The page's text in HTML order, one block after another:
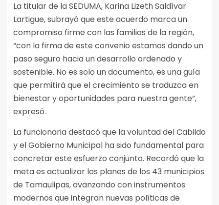
La titular de la SEDUMA, Karina Lizeth Saldívar
Lartigue, subrayó que este acuerdo marca un
compromiso firme con las familias de la región,
“con la firma de este convenio estamos dando un
paso seguro hacia un desarrollo ordenado y
sostenible. No es solo un documento, es una guía
que permitirá que el crecimiento se traduzca en
bienestar y oportunidades para nuestra gente”,
expresó.
La funcionaria destacó que la voluntad del Cabildo
y el Gobierno Municipal ha sido fundamental para
concretar este esfuerzo conjunto. Recordó que la
meta es actualizar los planes de los 43 municipios
de Tamaulipas, avanzando con instrumentos
modernos que integran nuevas políticas de